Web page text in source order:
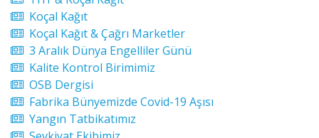
Koçal Kağıt
Koçal Kağıt & Çağrı Marketler
3 Aralık Dünya Engelliler Günü
Kalite Kontrol Birimimiz
OSB Dergisi
Fabrika Bünyemizde Covid-19 Aşısı
Yangın Tatbikatımız